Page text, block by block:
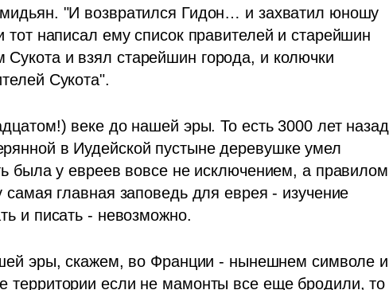
"И возвратился Гидон… и захватил юношу
тот написал ему список правителей и старейшин
и взял старейшин города, и колючки
Сукота".
веке до нашей эры. То есть 3000 лет назад
в Иудейской пустыне деревушке умел
была у евреев вовсе не исключением, а правилом
главная заповедь для еврея - изучение
и писать - невозможно.
эры, скажем, во Франции - нынешнем символе и
территории если не мамонты все еще бродили, то